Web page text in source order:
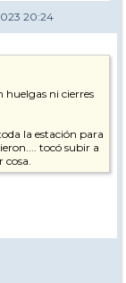
20:24
huelgas ni cierres
la estación para
tocó subir a
cosa.